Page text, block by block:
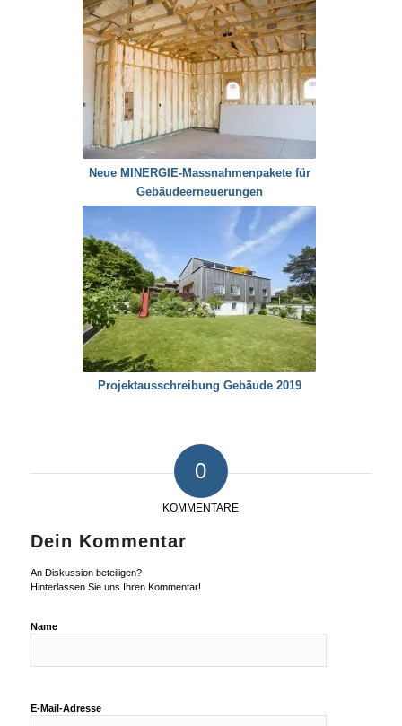
Neue MINERGIE-Massnahmenpakete für
Gebäudeerneuerungen
Projektausschreibung Gebäude 2019
0
KOMMENTARE
Dein Kommentar
An Diskussion beteiligen?
Hinterlassen Sie uns Ihren Kommentar!
Name
E-Mail-Adresse